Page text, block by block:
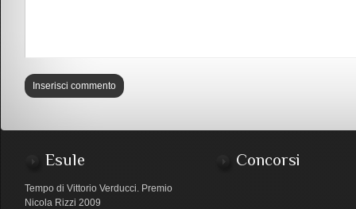
Esule
Tempo di Vittorio Verducci. Premio
Nicola Rizzi 2009
Concorsi